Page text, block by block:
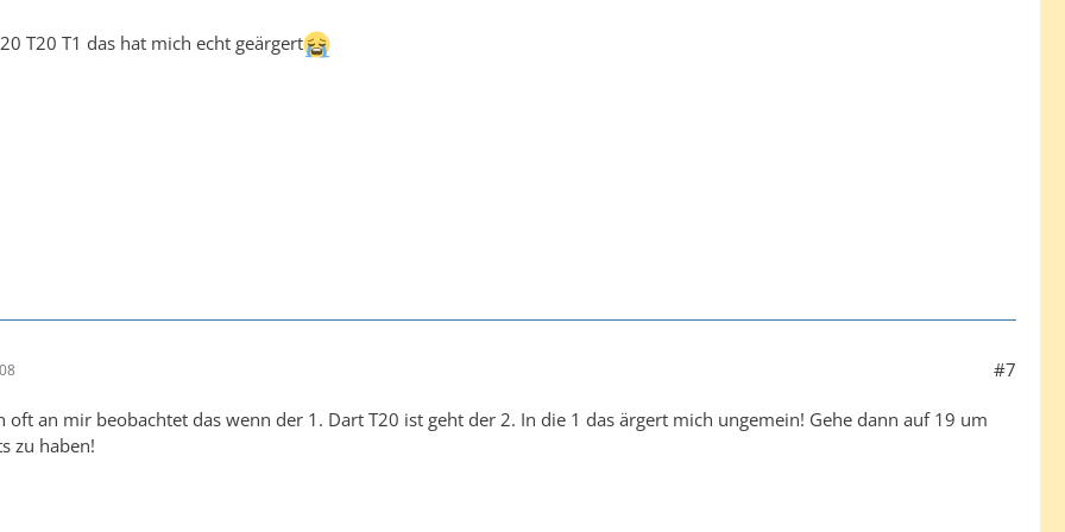
T20 T1 das hat mich echt geärgert
#7
oft an mir beobachtet das wenn der 1. Dart T20 ist geht der 2. In die 1 das ärgert mich ungemein! Gehe dann auf 19 um
zu haben!